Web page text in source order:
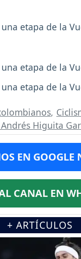
etapa de la
etapa de la
etapa de la
,
Higuita
EN GOOGLE
CANAL EN
+ ARTÍCULOS